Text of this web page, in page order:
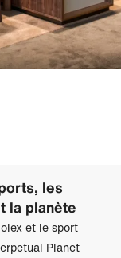
les
la planète
et le sport
Planet